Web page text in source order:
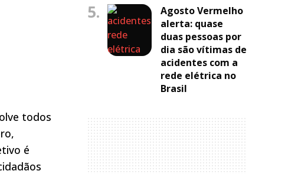
todos
é
5.
Agosto Vermelho
alerta: quase
duas pessoas por
dia são vítimas de
acidentes com a
rede elétrica no
Brasil